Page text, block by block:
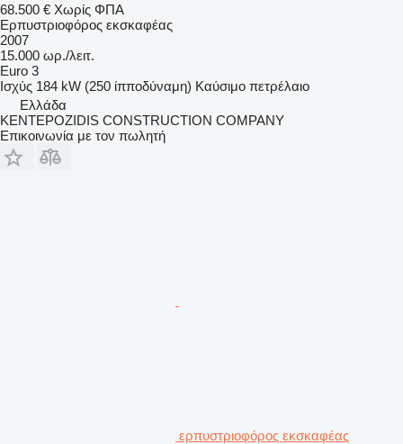
68.500 € Χωρίς ΦΠΑ
Ερπυστριοφόρος εκσκαφέας
2007
15.000 ωρ./λειτ.
Euro 3
Ισχύς 184 kW (250 ίπποδύναμη) Καύσιμο πετρέλαιο
Ελλάδα
KENTEPOZIDIS CONSTRUCTION COMPANY
Επικοινωνία με τον πωλητή
ερπυστριοφόρος εκσκαφέας